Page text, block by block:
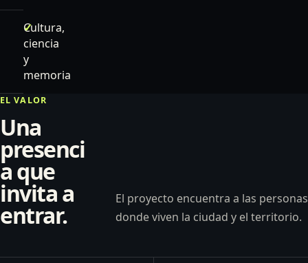
Cultura,
ciencia
y
memoria
EL VALOR
Una
presenci
a que
invita a
entrar.
El proyecto encuentra a las personas
donde viven la ciudad y el territorio.